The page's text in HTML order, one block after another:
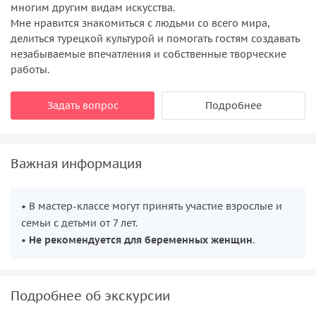
многим другим видам искусства.
Мне нравится знакомиться с людьми со всего мира,
делиться турецкой культурой и помогать гостям создавать
незабываемые впечатления и собственные творческие
работы.
Задать вопрос Подробнее
Важная информация
• В мастер-классе могут принять участие взрослые и
семьи с детьми от 7 лет.
• Не рекомендуется для беременных женщин.
Подробнее об экскурсии